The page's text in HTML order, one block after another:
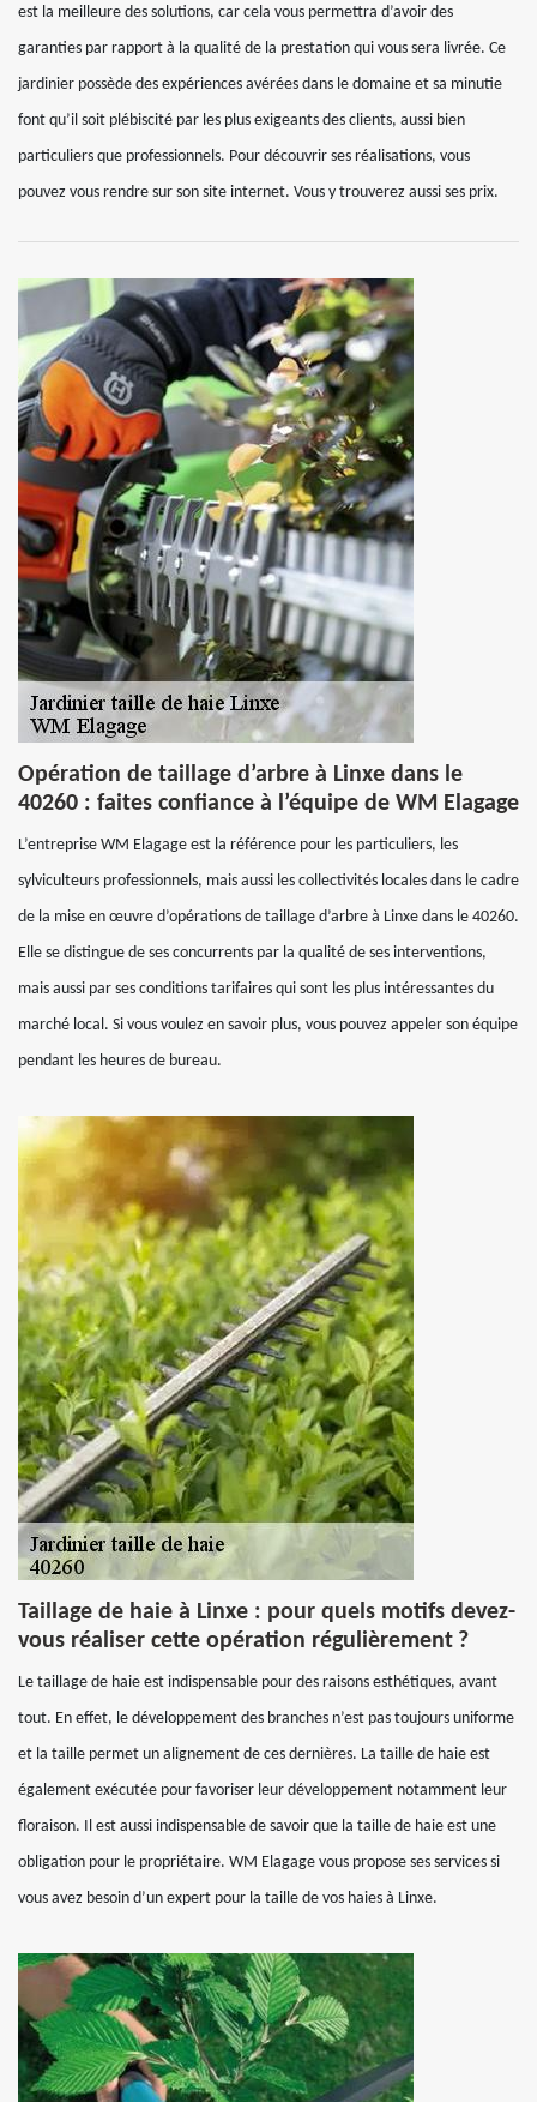
est la meilleure des solutions, car cela vous permettra d’avoir des
garanties par rapport à la qualité de la prestation qui vous sera livrée. Ce
jardinier possède des expériences avérées dans le domaine et sa minutie
font qu’il soit plébiscité par les plus exigeants des clients, aussi bien
particuliers que professionnels. Pour découvrir ses réalisations, vous
pouvez vous rendre sur son site internet. Vous y trouverez aussi ses prix.
Opération de taillage d’arbre à Linxe dans le
40260 : faites confiance à l’équipe de WM Elagage
L’entreprise WM Elagage est la référence pour les particuliers, les
sylviculteurs professionnels, mais aussi les collectivités locales dans le cadre
de la mise en œuvre d’opérations de taillage d’arbre à Linxe dans le 40260.
Elle se distingue de ses concurrents par la qualité de ses interventions,
mais aussi par ses conditions tarifaires qui sont les plus intéressantes du
marché local. Si vous voulez en savoir plus, vous pouvez appeler son équipe
pendant les heures de bureau.
Taillage de haie à Linxe : pour quels motifs devez-
vous réaliser cette opération régulièrement ?
Le taillage de haie est indispensable pour des raisons esthétiques, avant
tout. En effet, le développement des branches n’est pas toujours uniforme
et la taille permet un alignement de ces dernières. La taille de haie est
également exécutée pour favoriser leur développement notamment leur
floraison. Il est aussi indispensable de savoir que la taille de haie est une
obligation pour le propriétaire. WM Elagage vous propose ses services si
vous avez besoin d’un expert pour la taille de vos haies à Linxe.